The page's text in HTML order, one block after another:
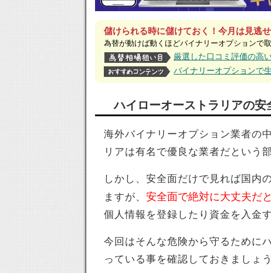
儲けられる時に儲けておく！今月は見逃
為替が動けば動くほどバイナリーオプションで
厳選した口コミ評価の高
バイナリーオプションで
ハイローオーストラリアの安
海外バイナリーオプション業者の
リアは有名で優良な業者だという
しかし、安全面だけで見れば国内
ますが、 安全面で絶対に大丈夫だ
個人情報を登録したり資金を入金
今回はそんな危険から守るために
っている事を確認しておきましょう